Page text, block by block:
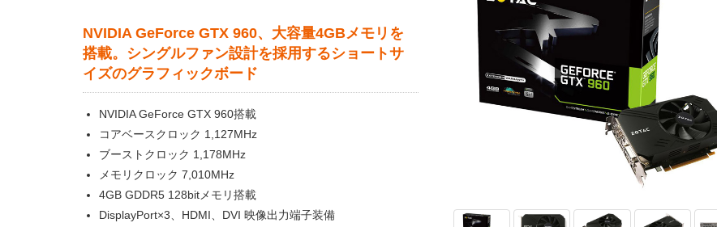
NVIDIA GeForce GTX 960、大容量4GBメモリを
搭載。シングルファン設計を採用するショートサ
イズのグラフィックボード
NVIDIA GeForce GTX 960搭載
コアベースクロック 1,127MHz
ブーストクロック 1,178MHz
メモリクロック 7,010MHz
4GB GDDR5 128bitメモリ搭載
DisplayPort×3、HDMI、DVI 映像出力端子装備